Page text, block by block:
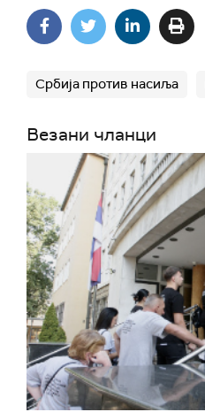
Србија против насиља
Везани чланци